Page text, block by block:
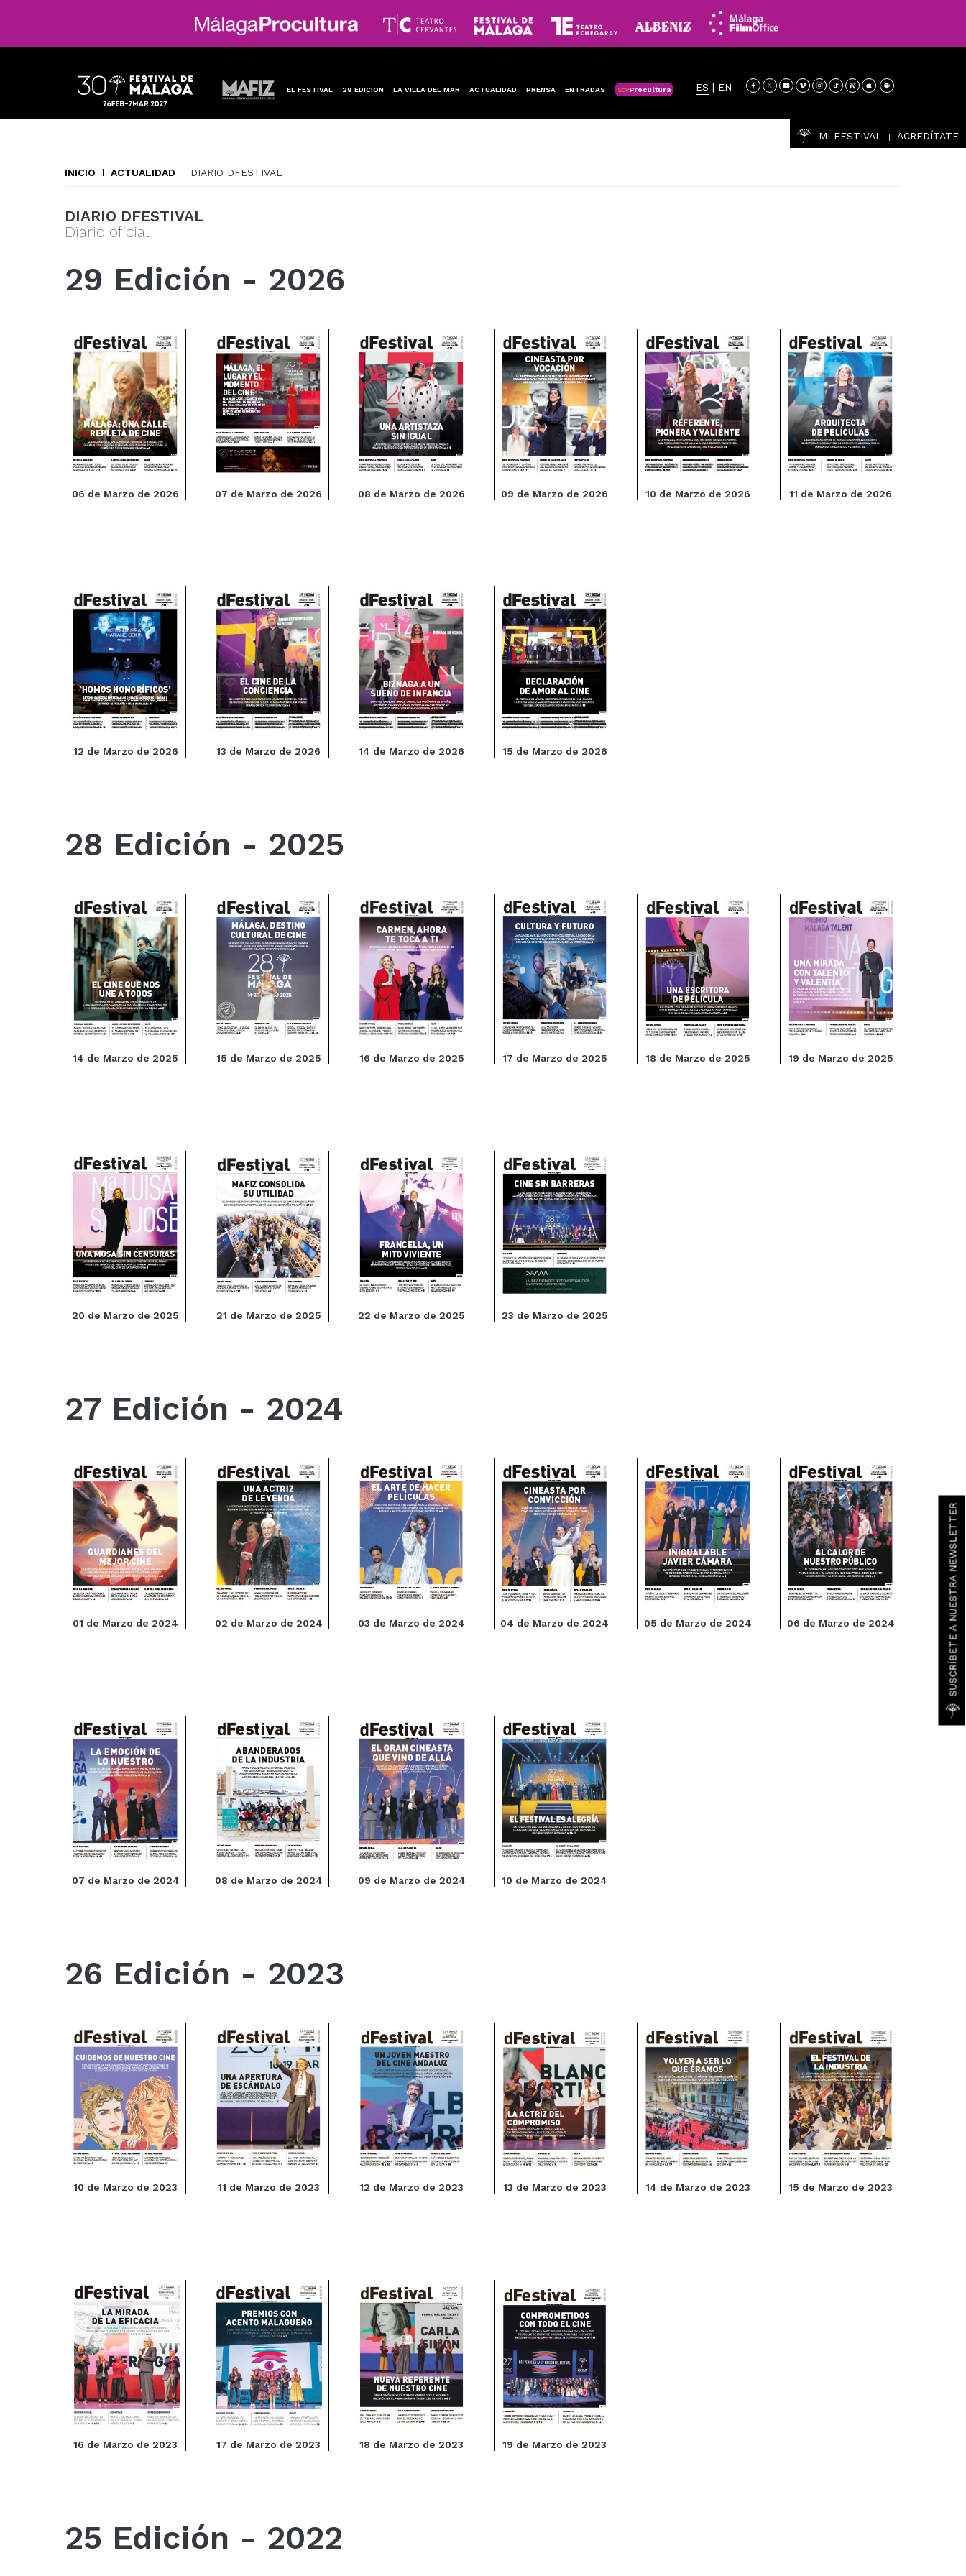
SUSCRÍBETE A NUESTRA NEWSLETTER
ES | EN
EL FESTIVAL 29 EDICIÓN LA VILLA DEL MAR ACTUALIDAD PRENSA ENTRADAS SoyProcultura
MI FESTIVAL | ACREDÍTATE
INICIO ACTUALIDAD DIARIO DFESTIVAL
DIARIO DFESTIVAL
Diario oficial
29 Edición - 2026
06 de Marzo de 2026 07 de Marzo de 2026 08 de Marzo de 2026 09 de Marzo de 2026 10 de Marzo de 2026 11 de Marzo de 2026
12 de Marzo de 2026 13 de Marzo de 2026 14 de Marzo de 2026 15 de Marzo de 2026
28 Edición - 2025
14 de Marzo de 2025 15 de Marzo de 2025 16 de Marzo de 2025 17 de Marzo de 2025 18 de Marzo de 2025 19 de Marzo de 2025
20 de Marzo de 2025 21 de Marzo de 2025 22 de Marzo de 2025 23 de Marzo de 2025
27 Edición - 2024
01 de Marzo de 2024 02 de Marzo de 2024 03 de Marzo de 2024 04 de Marzo de 2024 05 de Marzo de 2024 06 de Marzo de 2024
07 de Marzo de 2024 08 de Marzo de 2024 09 de Marzo de 2024 10 de Marzo de 2024
26 Edición - 2023
10 de Marzo de 2023 11 de Marzo de 2023 12 de Marzo de 2023 13 de Marzo de 2023 14 de Marzo de 2023 15 de Marzo de 2023
16 de Marzo de 2023 17 de Marzo de 2023 18 de Marzo de 2023 19 de Marzo de 2023
25 Edición - 2022